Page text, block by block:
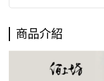
商品介紹